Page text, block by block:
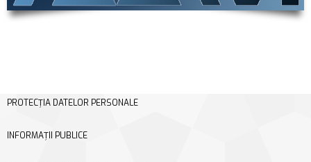
PROTECȚIA DATELOR PERSONALE
INFORMAȚII PUBLICE